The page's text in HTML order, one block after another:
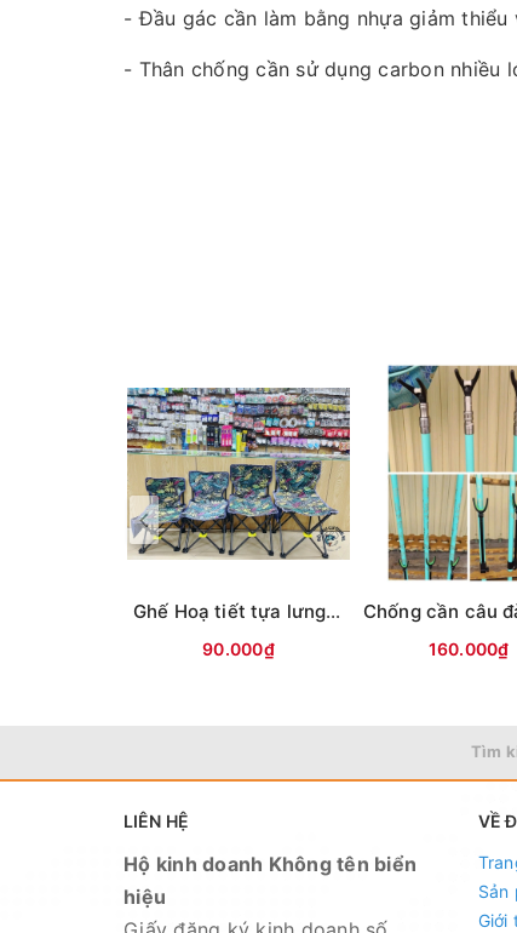
- Đầu gác cần làm bằng nhựa giảm
- Thân chống cần sử dụng carbon nhiều
Ghế Hoạ tiết tựa lưng (có chỗ cắm chống cần)
90.000₫ 160.000₫
Tìm
LIÊN HỆ
Hộ kinh doanh Không tên biển
hiệu
VỀ
Sản
Giới